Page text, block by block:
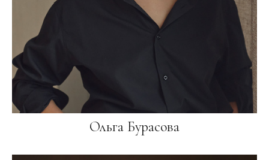
Ольга Бурасова